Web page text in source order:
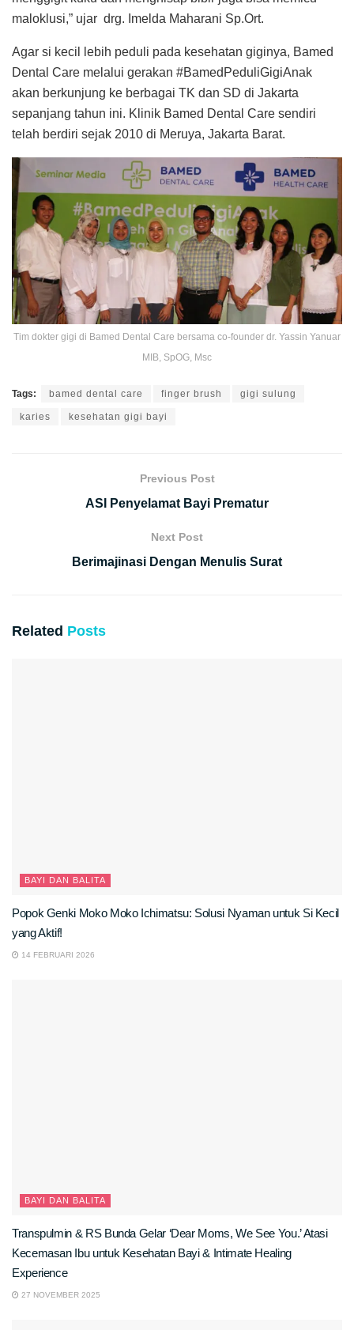
maloklusi,” ujar drg. Imelda Maharani Sp.Ort.
Agar si kecil lebih peduli pada kesehatan giginya, Bamed
Dental Care melalui gerakan #BamedPeduliGigiAnak
akan berkunjung ke berbagai TK dan SD di Jakarta
sepanjang tahun ini. Klinik Bamed Dental Care sendiri
telah berdiri sejak 2010 di Meruya, Jakarta Barat.
Tim dokter gigi di Bamed Dental Care bersama co-founder dr. Yassin Yanuar
MIB, SpOG, Msc
Tags: bamed dental care finger brush gigi sulung
karies kesehatan gigi bayi
Previous Post
ASI Penyelamat Bayi Prematur
Next Post
Berimajinasi Dengan Menulis Surat
Related Posts
BAYI DAN BALITA
Popok Genki Moko Moko Ichimatsu: Solusi Nyaman untuk Si Kecil
yang Aktif!
14 FEBRUARI 2026
BAYI DAN BALITA
Transpulmin & RS Bunda Gelar ‘Dear Moms, We See You.’ Atasi
Kecemasan Ibu untuk Kesehatan Bayi & Intimate Healing
Experience
27 NOVEMBER 2025